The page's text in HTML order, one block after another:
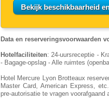
Data en reserveringsvoorwaarden
Hotelfaciliteiten: 24-uursreceptie -
- Bagage-opslag - Alle ruimtes
Hotel Mercure Lyon Brotteaux
Master Card, American Express,
pre-autorisatie te vragen voorafgaand